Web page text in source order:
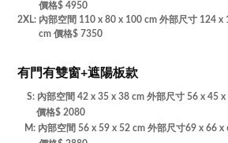
價格$ 4950
2XL: 內部空間 110 x 80 x 100 cm 外部尺寸 124 x
cm 價格$ 7350
有門有雙窗+遮陽板款
S: 內部空間 42 x 35 x 38 cm 外部尺寸 56 x 45 x
價格$ 2080
M: 內部空間 56 x 59 x 52 cm 外部尺寸69 x 66 x